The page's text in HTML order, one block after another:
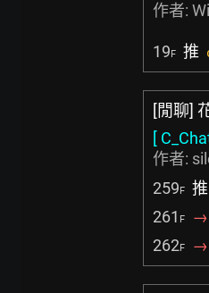
作者:
19F 推
[閒聊]
[
作者:
259F 推
261 F →
262F →